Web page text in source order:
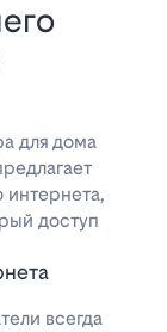
для дома
доступ
всегда